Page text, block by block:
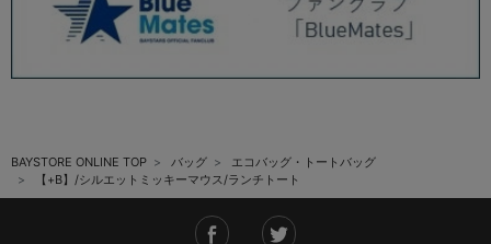
BAYSTORE ONLINE TOP バッグ
エコバッグ・トートバッグ
【+B】/シルエットミッキーマウス/ランチトート